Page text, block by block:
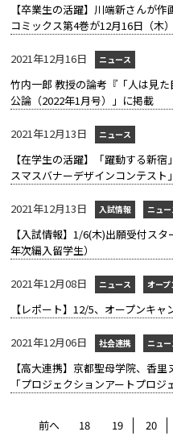
【卒業生の活躍】川端新さんが
コミックス第4巻が12月16日（木
2021年12月16日 ニュース
竹内一郎 教授の論考『「人は見
公論（2022年1月号）」に掲載
2021年12月13日 ニュース
【在学生の活躍】「躍動する新
スマスバナーデザインコンテスト
2021年12月13日 入試情報 ニュー
【入試情報】1/6(木)出願受付ス
年次編入留学生）
2021年12月08日 ニュース オー
【レポート】12/5、オープンキャ
2021年12月06日 社会連携 ニュー
【高大連携】京都聖母学院、香
「プロジェクションアートプロジ
前へ 18 19 20